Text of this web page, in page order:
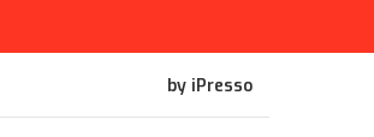
by iPresso